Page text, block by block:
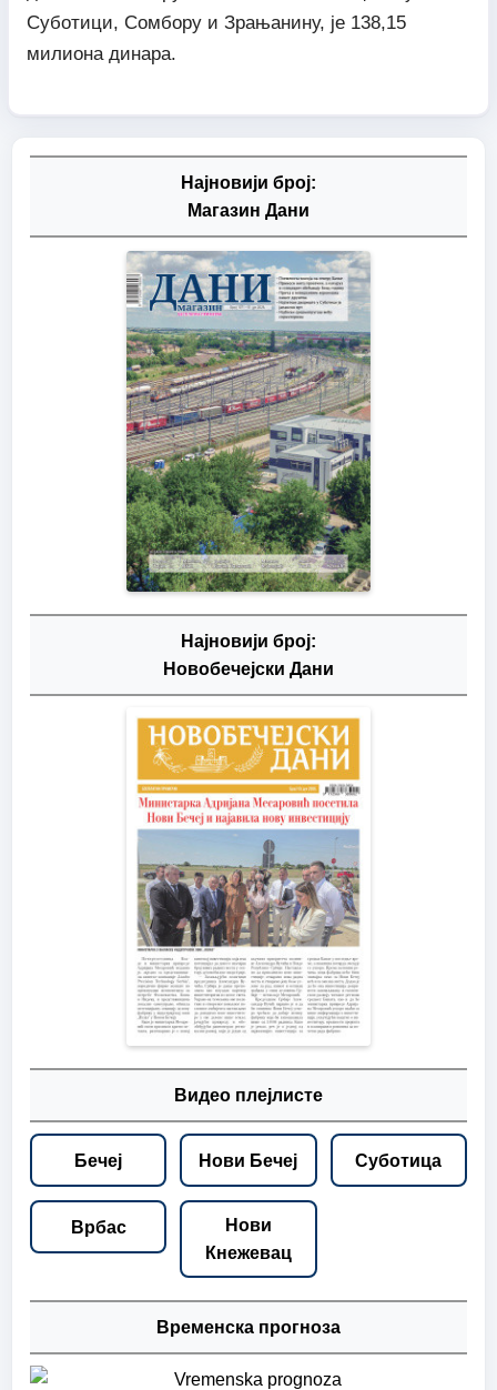
Суботици, Сомбору и Зрањанину, је 138,15
милиона динара.
Најновији број:
Магазин Дани
Најновији број:
Новобечејски Дани
Видео плејлисте
Бечеј Нови Бечеј Суботица
Врбас
Нови
Кнежевац
Временска прогноза